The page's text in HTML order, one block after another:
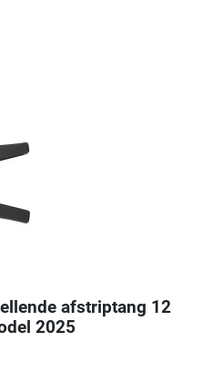
afstriptang 12
2025